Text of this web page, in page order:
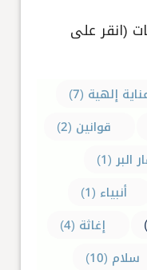
(انقر على
إلهية (7)
قوانين (2)
البر (1)
أنبياء (1)
إغاثة (4)
سلام (10)